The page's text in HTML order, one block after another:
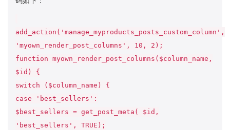
add_action('manage_myproducts_posts_custom_column',
'myown_render_post_columns', 10, 2);
function myown_render_post_columns($column_name,
$id) {
switch ($column_name) {
case 'best_sellers':
$best_sellers = get_post_meta( $id,
'best_sellers', TRUE);